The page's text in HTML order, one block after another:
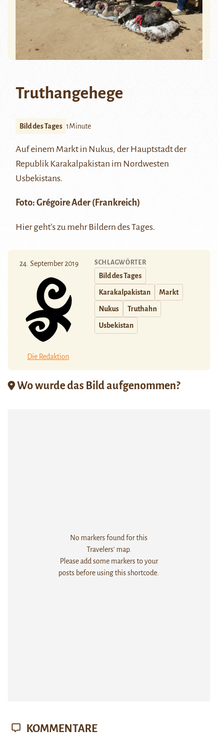
Truthangehege
Bild des Tages 1Minute
Auf einem Markt in Nukus, der Hauptstadt der
Republik Karakalpakistan im Nordwesten
Usbekistans.
Foto: Grégoire Ader (Frankreich)
Hiergeht’s zu mehr Bildern des Tages.
24. September 2019
Die Redaktion
SCHLAGWÖRTER
Bild des Tages
Karakalpakistan Markt
Nukus Truthahn
Usbekistan
Wo wurde das Bild aufgenommen?
No markers found for this
Travelers' map.
Please add some markers to your
posts before using this shortcode.
KOMMENTARE